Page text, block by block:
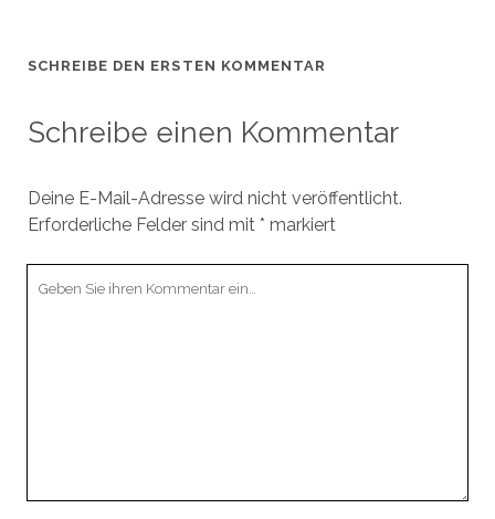
SCHREIBE DEN ERSTEN KOMMENTAR
Schreibe einen Kommentar
Deine E-Mail-Adresse wird nicht veröffentlicht.
Erforderliche Felder sind mit * markiert